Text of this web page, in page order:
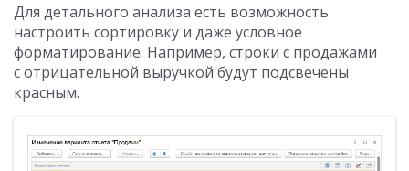
Для детального анализа есть возможность
настроить сортировку и даже условное
форматирование. Например, строки с продажами
с отрицательной выручкой будут подсвечены
красным.